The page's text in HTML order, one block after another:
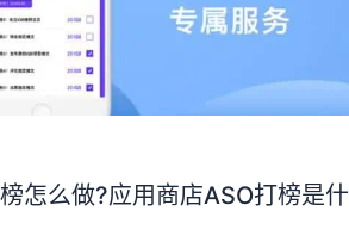
怎么做?应用商店ASO打榜是什